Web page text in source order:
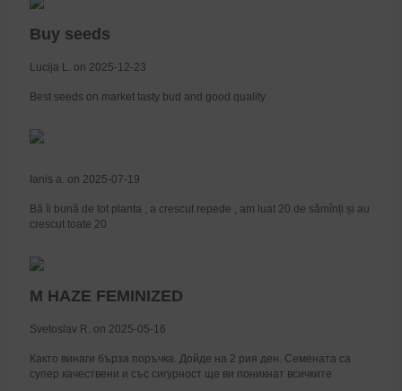
Buy seeds
Lucija L. on 2025-12-23
Best seeds on market tasty bud and good quality
Ianis a. on 2025-07-19
Bă îi bună de tot planta , a crescut repede , am luat 20 de sămînți și au
crescut toate 20
M HAZE FEMINIZED
Svetoslav R. on 2025-05-16
Както винаги бърза поръчка. Дойде на 2 рия ден. Семената са
супер качествени и със сигурност ще ви поникнат всичките